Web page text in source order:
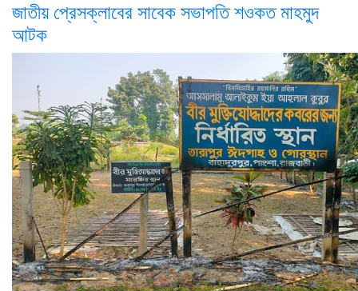
জাতীয় প্রেসক্লাবের সাবেক সভাপতি শওকত মাহমুদ
আটক